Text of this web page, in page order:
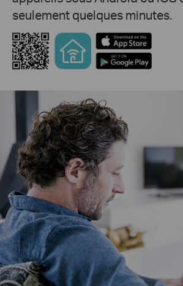
seulement quelques minutes.